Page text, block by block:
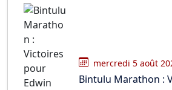
mercredi 5 août
Bintulu Marathon :